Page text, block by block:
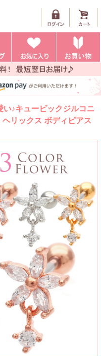
い♪キュービックジルコニ
リックス ボディピアス